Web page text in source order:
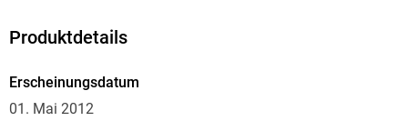
Produktdetails
Erscheinungsdatum
01. Mai 2012